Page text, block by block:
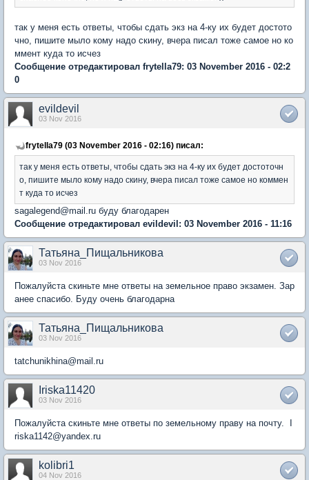
так у меня есть ответы, чтобы сдать экз на 4-ку их будет достото
чно, пишите мыло кому надо скину, вчера писал тоже самое но ко
ммент куда то исчез
Сообщение отредактировал frytella79: 03 November 2016 - 02:2
0
evildevil
03 Nov 2016
frytella79 (03 November 2016 - 02:16) писал:
так у меня есть ответы, чтобы сдать экз на 4-ку их будет достоточн
о, пишите мыло кому надо скину, вчера писал тоже самое но коммен
т куда то исчез
sagalegend@mail.ru буду благодарен
Сообщение отредактировал evildevil: 03 November 2016 - 11:16
Татьяна_Пищальникова
03 Nov 2016
Пожалуйста скиньте мне ответы на земельное право экзамен. Зар
анее спасибо. Буду очень благодарна
Татьяна_Пищальникова
03 Nov 2016
tatchunikhina@mail.ru
Iriska11420
03 Nov 2016
Пожалуйста скиньте мне ответы по земельному праву на почту. I
riska1142@yandex.ru
kolibri1
04 Nov 2016